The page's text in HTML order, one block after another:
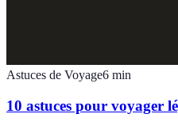
Astuces de Voyage6 min
10 astuces pour voyager